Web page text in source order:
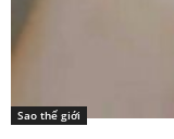
Sao thế giới